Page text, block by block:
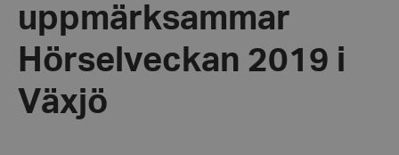
uppmärksammar
Hörselveckan 2019 i
Växjö